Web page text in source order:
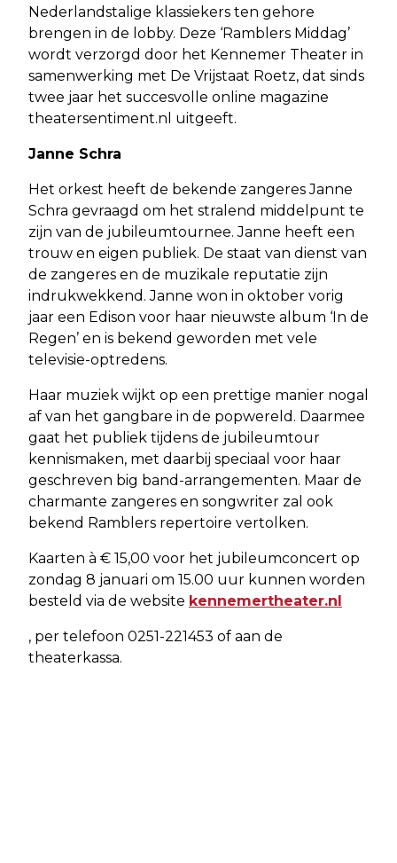
Nederlandstalige klassiekers ten gehore
brengen in de lobby. Deze ‘Ramblers Middag’
wordt verzorgd door het Kennemer Theater in
samenwerking met De Vrijstaat Roetz, dat sinds
twee jaar het succesvolle online magazine
theatersentiment.nl uitgeeft.
Janne Schra
Het orkest heeft de bekende zangeres Janne
Schra gevraagd om het stralend middelpunt te
zijn van de jubileumtournee. Janne heeft een
trouw en eigen publiek. De staat van dienst van
de zangeres en de muzikale reputatie zijn
indrukwekkend. Janne won in oktober vorig
jaar een Edison voor haar nieuwste album ‘In de
Regen’ en is bekend geworden met vele
televisie-optredens.
Haar muziek wijkt op een prettige manier nogal
af van het gangbare in de popwereld. Daarmee
gaat het publiek tijdens de jubileumtour
kennismaken, met daarbij speciaal voor haar
geschreven big band-arrangementen. Maar de
charmante zangeres en songwriter zal ook
bekend Ramblers repertoire vertolken.
Kaarten à € 15,00 voor het jubileumconcert op
zondag 8 januari om 15.00 uur kunnen worden
besteld via de website kennemertheater.nl
, per telefoon 0251-221453 of aan de
theaterkassa.